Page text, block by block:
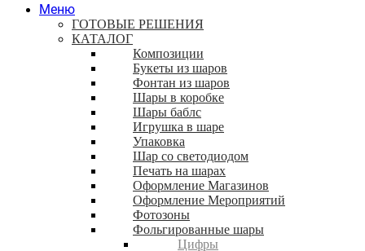
Меню
ГОТОВЫЕ РЕШЕНИЯ
КАТАЛОГ
Композиции
Букеты из шаров
Фонтан из шаров
Шары в коробке
Шары баблс
Игрушка в шаре
Упаковка
Шар со светодиодом
Печать на шарах
Оформление Магазинов
Оформление Мероприятий
Фотозоны
Фольгированные шары
Цифры